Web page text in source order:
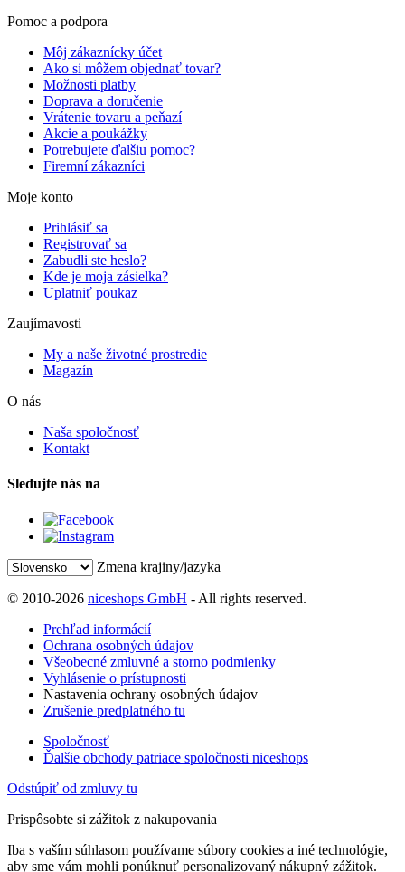
Pomoc a podpora
Môj zákaznícky účet
Ako si môžem objednať tovar?
Možnosti platby
Doprava a doručenie
Vrátenie tovaru a peňazí
Akcie a poukážky
Potrebujete ďalšiu pomoc?
Firemní zákazníci
Moje konto
Prihlásiť sa
Registrovať sa
Zabudli ste heslo?
Kde je moja zásielka?
Uplatniť poukaz
Zaujímavosti
My a naše životné prostredie
Magazín
O nás
Naša spoločnosť
Kontakt
Sledujte nás na
Zmena krajiny/jazyka
© 2010-2026 niceshops GmbH - All rights reserved.
Prehľad informácií
Ochrana osobných údajov
Všeobecné zmluvné a storno podmienky
Vyhlásenie o prístupnosti
Nastavenia ochrany osobných údajov
Zrušenie predplatného tu
Spoločnosť
Ďalšie obchody patriace spoločnosti niceshops
Odstúpiť od zmluvy tu
Prispôsobte si zážitok z nakupovania
Iba s vaším súhlasom používame súbory cookies a iné technológie,
aby sme vám mohli ponúknuť personalizovaný nákupný zážitok.